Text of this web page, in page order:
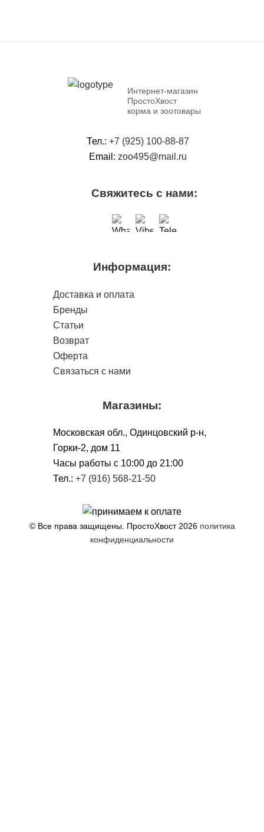
Интернет-магазин
ПростоХвост
корма и зоотовары
Тел.:+7 (925) 100-88-87
Email: zoo495@mail.ru
Свяжитесь с нами:
Информация:
Доставка и оплата
Бренды
Статьи
Возврат
Оферта
Связаться с нами
Магазины:
Московская обл., Одинцовский р-н,
Горки-2, дом 11
Чacы работы с 10:00 до 21:00
Тел.:+7 (916) 568-21-50
© Все права защищены. ПростоХвост2026 политика
конфиденциальности